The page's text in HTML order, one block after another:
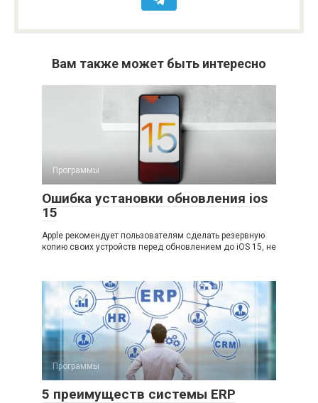
Вам также может быть интересно
Программы
Ошибка установки обновления ios
15
Apple рекомендует пользователям сделать резервную
копию своих устройств перед обновлением до iOS 15, не
Программы
5 преимуществ системы ERP